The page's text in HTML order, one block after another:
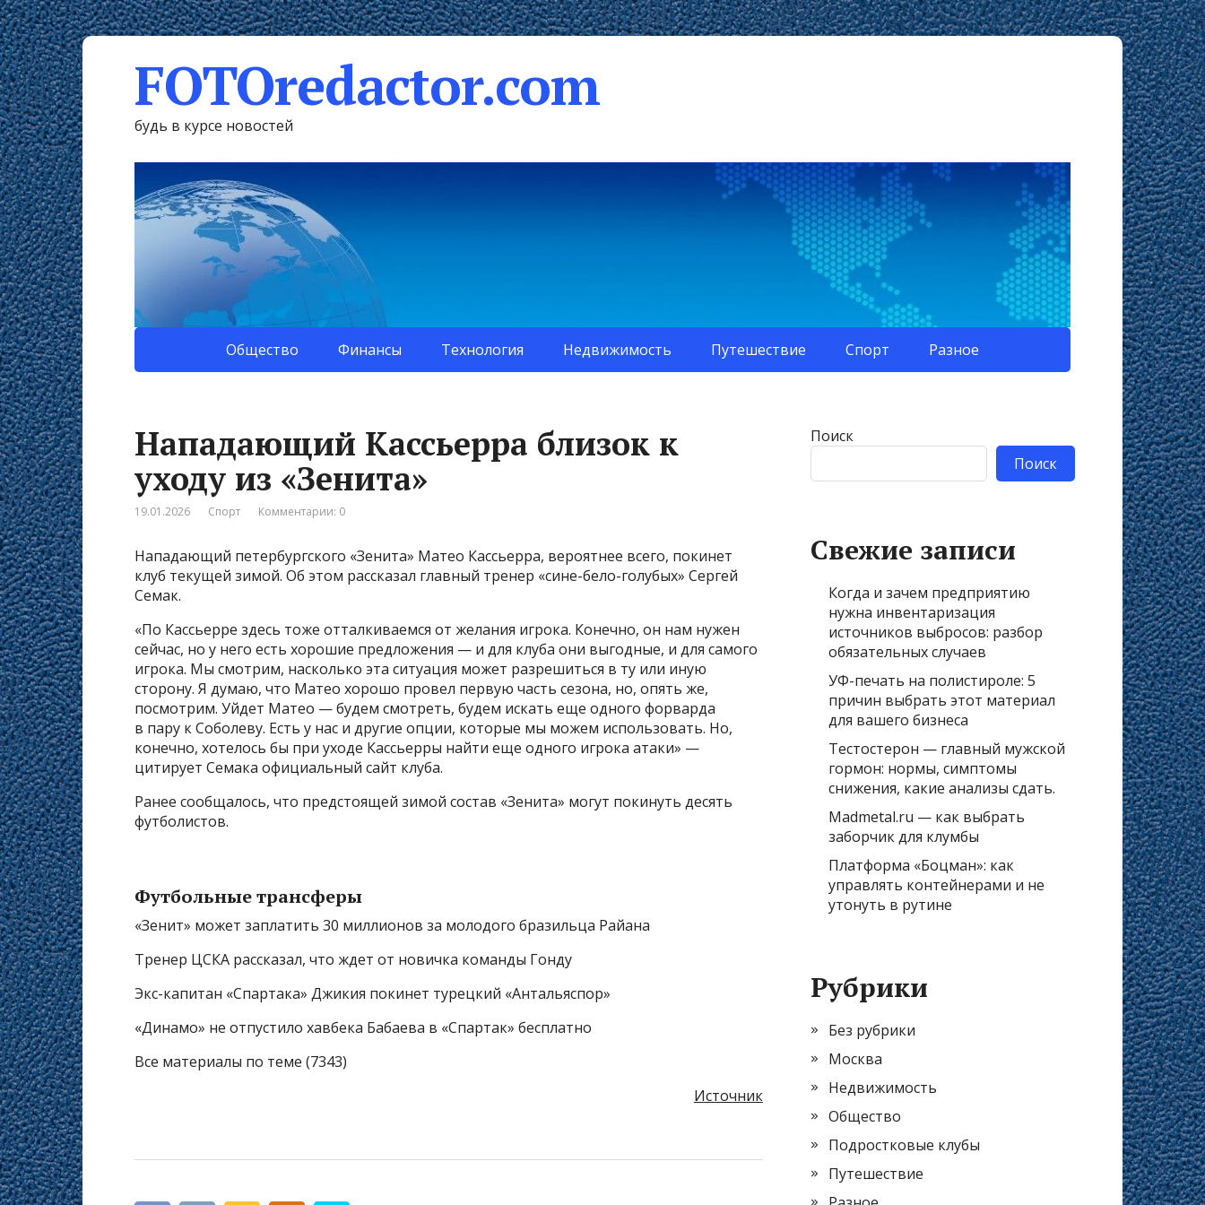
FOTOredactor.com
будь в курсе новостей
Общество Финансы Технология Недвижимость Путешествие Спорт Разное
Нападающий Кассьерра близок к
уходу из «Зенита»
19.01.2026 Спорт Комментарии: 0
Нападающий петербургского «Зенита» Матео Кассьерра, вероятнее всего, покинет
клуб текущей зимой. Об этом рассказал главный тренер «сине-бело-голубых» Сергей
Семак.
«По Кассьерре здесь тоже отталкиваемся от желания игрока. Конечно, он нам нужен
сейчас, но у него есть хорошие предложения — и для клуба они выгодные, и для самого
игрока. Мы смотрим, насколько эта ситуация может разрешиться в ту или иную
сторону. Я думаю, что Матео хорошо провел первую часть сезона, но, опять же,
посмотрим. Уйдет Матео — будем смотреть, будем искать еще одного форварда
в пару к Соболеву. Есть у нас и другие опции, которые мы можем использовать. Но,
конечно, хотелось бы при уходе Кассьерры найти еще одного игрока атаки» —
цитирует Семака официальный сайт клуба.
Ранее сообщалось, что предстоящей зимой состав «Зенита» могут покинуть десять
футболистов.
Футбольные трансферы
«Зенит» может заплатить 30 миллионов за молодого бразильца Райана
Тренер ЦСКА рассказал, что ждет от новичка команды Гонду
Экс-капитан «Спартака» Джикия покинет турецкий «Антальяспор»
«Динамо» не отпустило хавбека Бабаева в «Спартак» бесплатно
Все материалы по теме (7343)
Источник
Поиск
Поиск
Свежие записи
Когда и зачем предприятию
нужна инвентаризация
источников выбросов: разбор
обязательных случаев
УФ-печать на полистироле: 5
причин выбрать этот материал
для вашего бизнеса
Тестостерон — главный мужской
гормон: нормы, симптомы
снижения, какие анализы сдать.
Madmetal.ru — как выбрать
заборчик для клумбы
Платформа «Боцман»: как
управлять контейнерами и не
утонуть в рутине
Рубрики
Без рубрики
Москва
Недвижимость
Общество
Подростковые клубы
Путешествие